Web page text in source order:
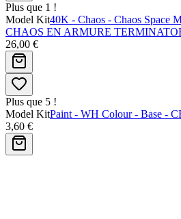
Plus que 1 !
Model Kit40K - Chaos - Chaos Space
CHAOS EN ARMURE
26,00 €
Plus que 5 !
Model KitPaint - WH Colour - Base -
3,60 €